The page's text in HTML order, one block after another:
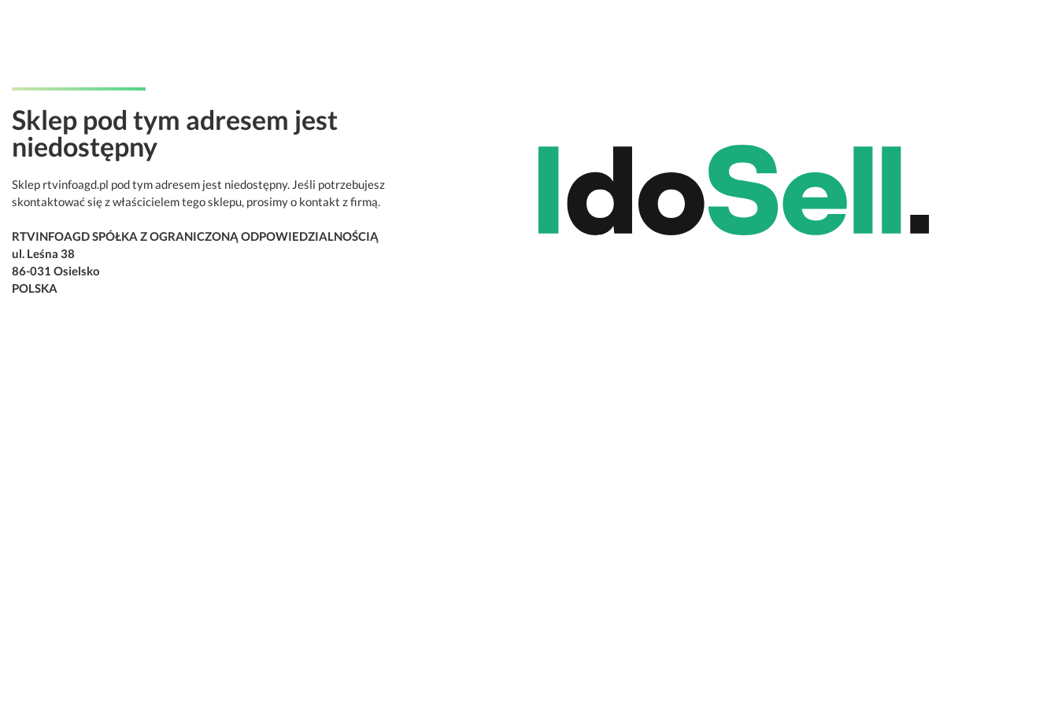
Sklep pod tym adresem jest
niedostępny
Sklep rtvinfoagd.pl pod tym adresem jest niedostępny. Jeśli potrzebujesz
skontaktować się z właścicielem tego sklepu, prosimy o kontakt z firmą.
RTVINFOAGD SPÓŁKA Z OGRANICZONĄ ODPOWIEDZIALNOŚCIĄ
ul. Leśna 38
86-031 Osielsko
POLSKA